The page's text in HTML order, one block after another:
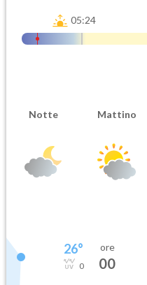
05:24
Notte Mattino
26°
0
ore
00